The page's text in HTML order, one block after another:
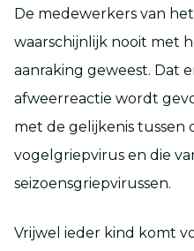
De medewerkers van het
waarschijnlijk nooit met
aanraking geweest. Dat
afweerreactie wordt
met de gelijkenis tussen
vogelgriepvirus en die
seizoensgriepvirussen.
Vrijwel ieder kind komt